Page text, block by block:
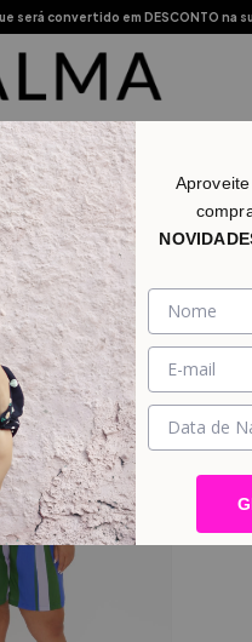
será convertido em DESCONTO na
Categorias
Aproveite